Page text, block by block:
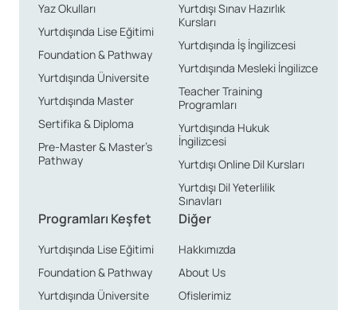
Yaz Okulları
Yurtdışında Lise Eğitimi
Foundation & Pathway
Yurtdışında Üniversite
Yurtdışında Master
Sertifika & Diploma
Pre-Master & Master’s
Pathway
Yurtdışı Sınav Hazırlık
Kursları
Yurtdışında İş İngilizcesi
Yurtdışında Mesleki İngilizce
Teacher Training
Programları
Yurtdışında Hukuk
İngilizcesi
Yurtdışı Online Dil Kursları
Yurtdışı Dil Yeterlilik
Sınavları
Programları Keşfet
Yurtdışında Lise Eğitimi
Foundation & Pathway
Yurtdışında Üniversite
Diğer
Hakkımızda
About Us
Ofislerimiz